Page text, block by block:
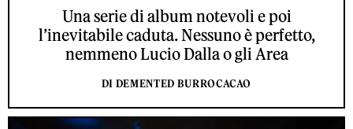
Una serie di album notevoli e poi
l’inevitabile caduta. Nessuno è perfetto,
nemmeno Lucio Dalla o gli Area
DI DEMENTED BURROCACAO